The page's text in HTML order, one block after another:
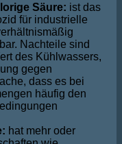
Säure: ist das
für industrielle
Nachteile sind
des Kühlwassers,
gegen
dass es bei
häufig den
hat mehr oder